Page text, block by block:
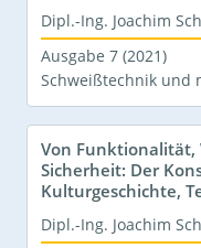
Dipl.-Ing. Joachim
Ausgabe 7 (2021)
Schweißtechnik und
Von
Sicherheit: Der
Kulturgeschichte,
Dipl.-Ing. Joachim